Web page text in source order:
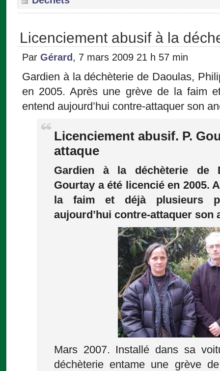
Licenciement abusif à la
Par Gérard , 7 mars 2009 21 h 57 min
Gardien à la déchèterie de Daoulas,
en 2005. Après une grève de la faim
entend aujourd’hui contre-attaquer son
Licenciement abusif. P.
attaque
Gardien à la déchèterie de
Gourtay a été licencié en 2005.
la faim et déjà plusieurs
aujourd’hui contre-attaquer son
Mars 2007. Installé dans sa
déchèterie entame une grève